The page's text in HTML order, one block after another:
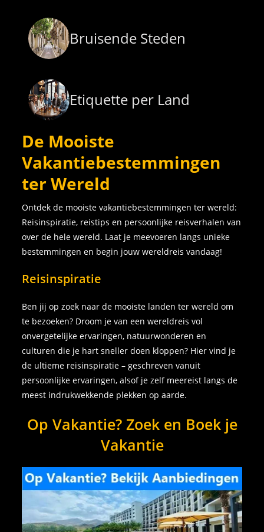
Bruisende Steden
Etiquette per Land
De Mooiste
Vakantiebestemmingen
ter Wereld
Ontdek de mooiste vakantiebestemmingen ter wereld:
Reisinspiratie, reistips en persoonlijke reisverhalen van
over de hele wereld. Laat je meevoeren langs unieke
bestemmingen en begin jouw wereldreis vandaag!
Reisinspiratie
Ben jij op zoek naar de mooiste landen ter wereld om
te bezoeken? Droom je van een wereldreis vol
onvergetelijke ervaringen, natuurwonderen en
culturen die je hart sneller doen kloppen? Hier vind je
de ultieme reisinspiratie – geschreven vanuit
persoonlijke ervaringen, alsof je zelf meereist langs de
meest indrukwekkende plekken op aarde.
Op Vakantie? Zoek en Boek je
Vakantie